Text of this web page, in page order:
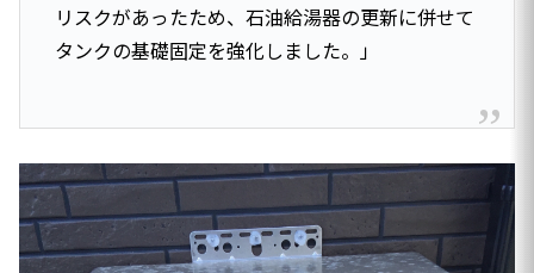
リスクがあったため、石油給湯器の更新に併せて
タンクの基礎固定を強化しました。」